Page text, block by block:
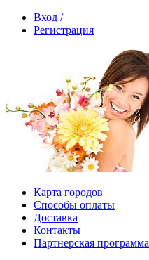
Вход /
Регистрация
Карта городов
Способы оплаты
Доставка
Контакты
Партнерская программа